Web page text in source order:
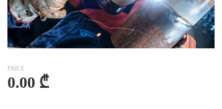
PRICE
0.00 ₾